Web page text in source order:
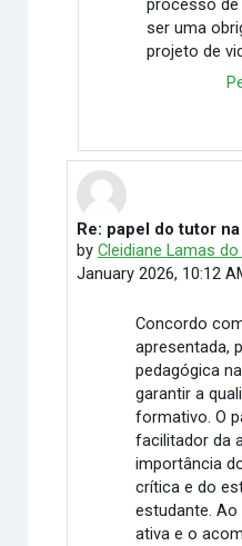
processo de
ser uma
projeto de
In reply to Elimar
Re: papel do tutor
by Cleidiane Lamas
January 2026, 10:12
Concordo
apresentada,
pedagógica
garantir a
formativo. O
facilitador da
importância
crítica e do
estudante.
ativa e o